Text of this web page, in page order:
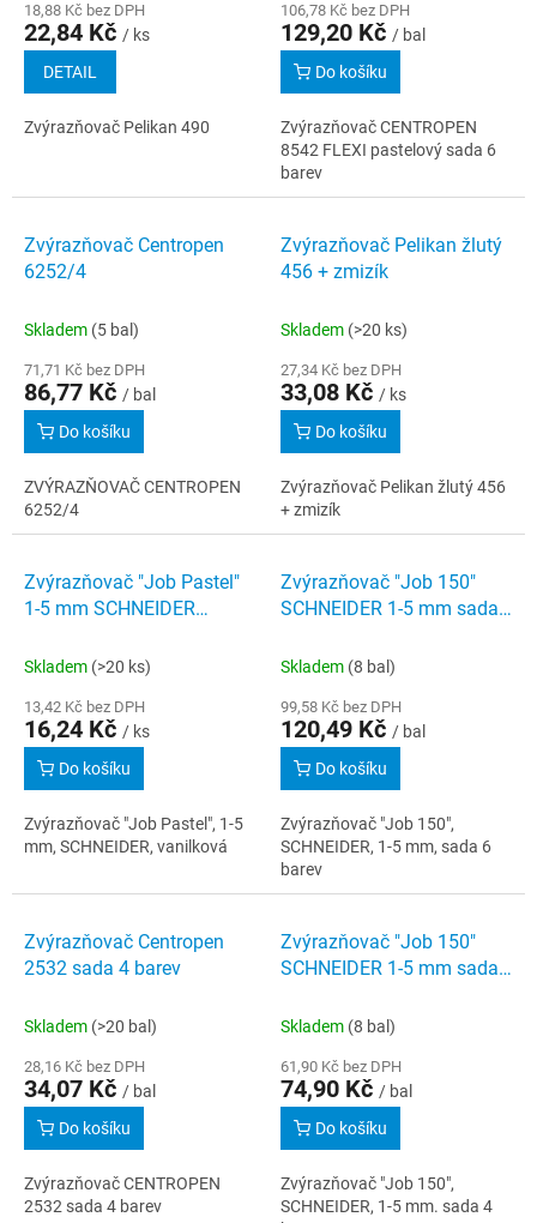
18,88 Kč bez DPH
22,84 Kč / ks
DETAIL
Zvýrazňovač Pelikan 490
106,78 Kč bez DPH
129,20 Kč / bal
Do košíku
Zvýrazňovač CENTROPEN
8542 FLEXI pastelový sada 6
barev
Zvýrazňovač Centropen
6252/4
Skladem (5 bal)
71,71 Kč bez DPH
86,77 Kč / bal
Do košíku
ZVÝRAZŇOVAČ CENTROPEN
6252/4
Zvýrazňovač Pelikan žlutý
456 + zmizík
Skladem (>20 ks)
27,34 Kč bez DPH
33,08 Kč / ks
Do košíku
Zvýrazňovač Pelikan žlutý 456
+ zmizík
Zvýrazňovač "Job Pastel"
1-5 mm SCHNEIDER
Skladem (>20 ks)
13,42 Kč bez DPH
16,24 Kč / ks
Do košíku
Zvýrazňovač "Job Pastel", 1-5
mm, SCHNEIDER, vanilková
Zvýrazňovač "Job 150"
SCHNEIDER 1-5 mm sada
Skladem (8 bal)
99,58 Kč bez DPH
120,49 Kč / bal
Do košíku
Zvýrazňovač "Job 150",
SCHNEIDER, 1-5 mm, sada 6
barev
Zvýrazňovač Centropen
2532 sada 4 barev
Skladem (>20 bal)
28,16 Kč bez DPH
34,07 Kč / bal
Do košíku
Zvýrazňovač CENTROPEN
2532 sada 4 barev
Zvýrazňovač "Job 150"
SCHNEIDER 1-5 mm sada
Skladem (8 bal)
61,90 Kč bez DPH
74,90 Kč / bal
Do košíku
Zvýrazňovač "Job 150",
SCHNEIDER, 1-5 mm. sada 4